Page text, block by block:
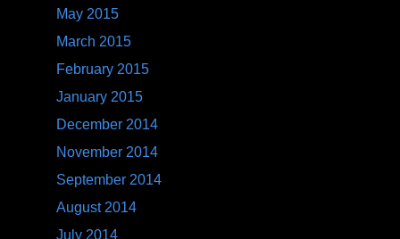
November 2013
October 2013
September 2013
June 2013
May 2013
April 2013
March 2013
February 2013
January 2013